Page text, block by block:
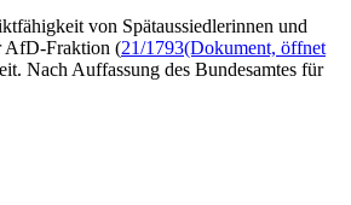
von Spätaussiedlerinnen und
AfD-Fraktion (21/1793(Dokument, öffnet
Nach Auffassung des Bundesamtes für